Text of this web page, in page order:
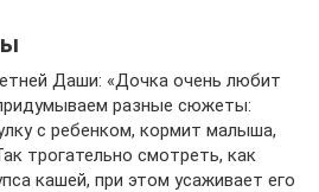
Даши: «Дочка очень любит
разные сюжеты:
с ребенком, кормит малыша,
трогательно смотреть, как
кашей, при этом усаживает его